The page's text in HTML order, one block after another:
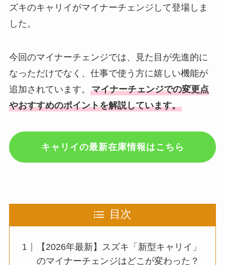
ズキのキャリイがマイナーチェンジして登場しま
した。
今回のマイナーチェンジでは、見た目が先進的に
なっただけでなく、仕事で使う方に嬉しい機能が
追加されています。 マイナーチェンジでの変更点
やおすすめのポイントを解説しています。
キャリイの最新在庫情報はこちら
目次
【2026年最新】スズキ「新型キャリイ」
のマイナーチェンジはどこが変わった？